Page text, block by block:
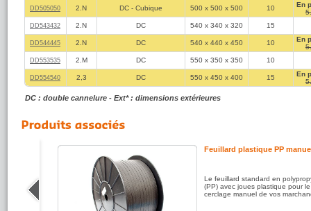
DD505050 2.N DC - Cubique 500 x 500 x 500 10
En
DD543432 2.N DC 540 x 340 x 320 15
DD544445 2.N DC 540 x 440 x 450 10
En
DD553535 2.M DC 550 x 350 x 350 10
DD554540 2,3 DC 550 x 450 x 400 15
En
DC : double cannelure - Ext* : dimensions extérieures
Feuillard plastique PP
Le feuillard standard en
(PP) avec joues plastique pour le
cerclage manuel de vos